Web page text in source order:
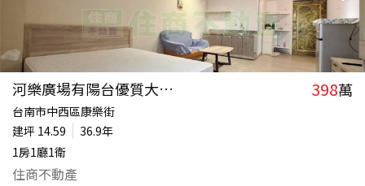
河樂廣場有陽台優質大套房 398萬
台南市中西區康樂街
建坪 14.59
36.9年
1房1廳1衛
住商不動產